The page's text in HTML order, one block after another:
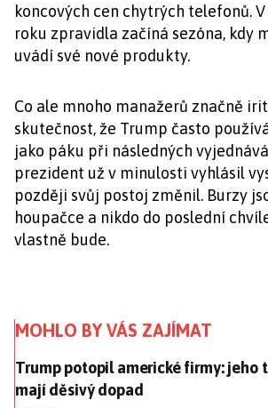
koncových cen chytrých telefonů.
roku zpravidla začíná sezóna, kdy
uvádí své nové produkty.
Co ale mnoho manažerů značně
skutečnost, že Trump často
jako páku při následných
prezident už v minulosti vyhlásil
později svůj postoj změnil. Burzy
houpačce a nikdo do poslední
vlastně bude.
MOHLO BY VÁS ZAJÍMAT
Trump potopil americké firmy:
Trump potopil americké firmy: jeho
mají děsivý dopad